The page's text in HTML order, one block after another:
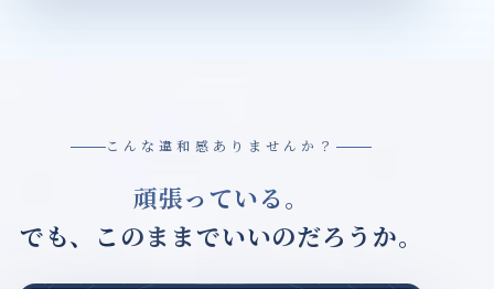
こんな違和感ありませんか？
頑張っている。
でも、このままでいいのだろうか。